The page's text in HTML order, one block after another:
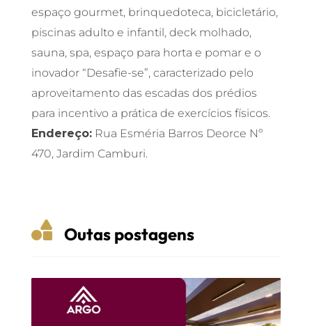
espaço gourmet, brinquedoteca, bicicletário,
piscinas adulto e infantil, deck molhado,
sauna, spa, espaço para horta e pomar e o
inovador “Desafie-se”, caracterizado pelo
aproveitamento das escadas dos prédios
para incentivo a prática de exercícios físicos.
Endereço:Rua Esméria Barros Deorce Nº
470, Jardim Camburi.
 Outas postagens